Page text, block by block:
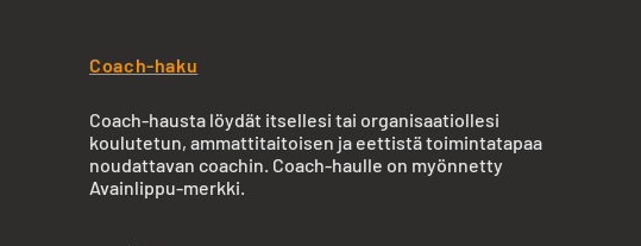
Coach-haku
Coach-hausta löydät itsellesi tai organisaatiollesi
koulutetun, ammattitaitoisen ja eettistä toimintatapaa
noudattavan coachin. Coach-haulle on myönnetty
Avainlippu-merkki.